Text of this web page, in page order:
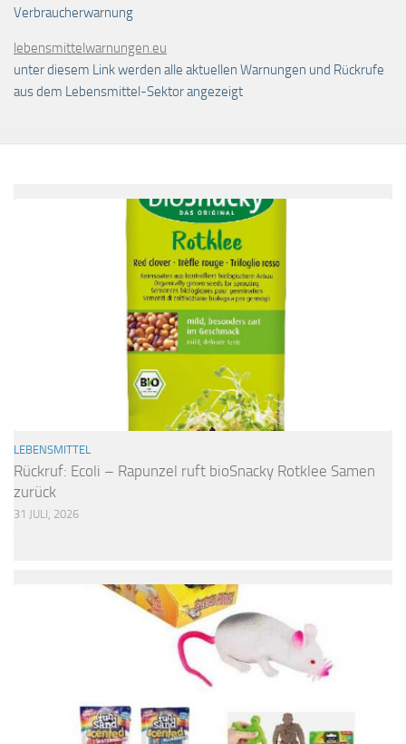
Verbraucherwarnung
lebensmittelwarnungen.eu
unter diesem Link werden alle aktuellen Warnungen und Rückrufe
aus dem Lebensmittel-Sektor angezeigt
LEBENSMITTEL
Rückruf: Ecoli – Rapunzel ruft bioSnacky Rotklee Samen
zurück
31 JULI, 2026